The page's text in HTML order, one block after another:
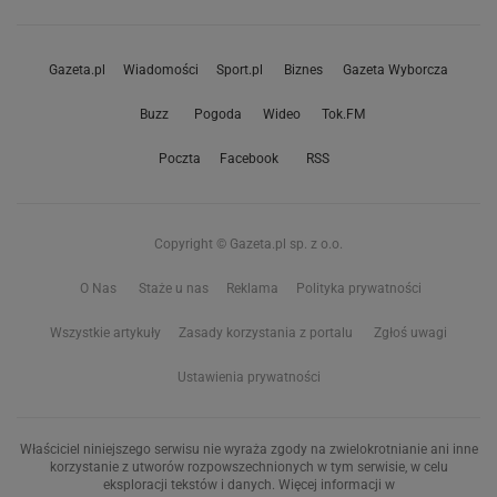
Gazeta.pl Wiadomości Sport.pl Biznes Gazeta Wyborcza
Buzz Pogoda Wideo Tok.FM
Poczta Facebook RSS
Copyright © Gazeta.pl sp. z o.o.
O Nas Staże u nas Reklama Polityka prywatności
Wszystkie artykuły Zasady korzystania z portalu Zgłoś uwagi
Ustawienia prywatności
Właściciel niniejszego serwisu nie wyraża zgody na zwielokrotnianie ani inne
korzystanie z utworów rozpowszechnionych w tym serwisie, w celu
eksploracji tekstów i danych. Więcej informacji w